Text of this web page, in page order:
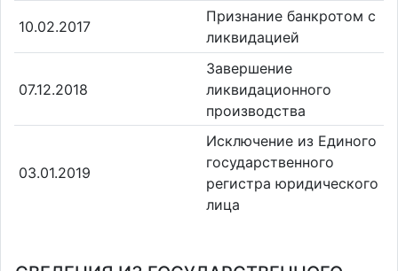
10.02.2017
Признание банкротом с
ликвидацией
07.12.2018
Завершение
ликвидационного
производства
03.01.2019
Исключение из Единого
государственного
регистра юридического
лица